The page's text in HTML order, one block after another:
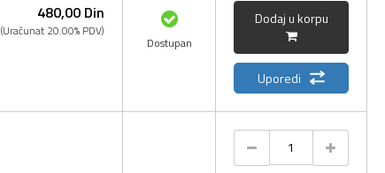
480,00 Din
(Uračunat 20.00% PDV)
Dostupan
Dodaj u korpu
Uporedi